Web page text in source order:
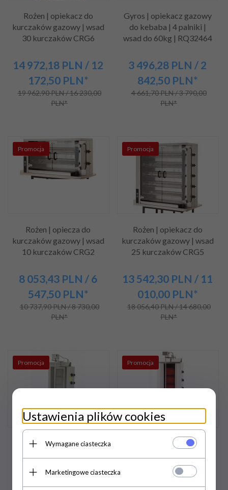
Rożen | opiekacz do
kurczaków gazowy | wsad
30 kurczaków CRG6
14 972,18 PLN / 12
172,50 PLN*
19 962,90 PLN / 16 230,00
PLN*
Gyros | opiekacz gazowy
do kebaba | 4 palniki |
wsad do 60kg | RQ32464
3 496,28 PLN / 2
842,50 PLN*
4 661,70 PLN / 3 790,00
PLN*
Promocja
Rożen | opiecza do
kurczaków gazowy | wsad
10 kurczaków CRG2
8 053,43 PLN / 6
547,50 PLN*
10 737,90 PLN / 8 730,00
PLN*
Promocja
Rożen | opiekacz do
kurczaków gazowy | wsad
25 kurczaków CRG5
13 542,30 PLN / 11
010,00 PLN*
18 056,40 PLN / 14 680,00
PLN*
Promocja
Gyros | opiekacz gazowy
Promocja
Gyros | opiekacz
palników | wsad 80kg
KLG232
Ustawienia plików cookies
Wymagane ciasteczka
Marketingowe ciasteczka